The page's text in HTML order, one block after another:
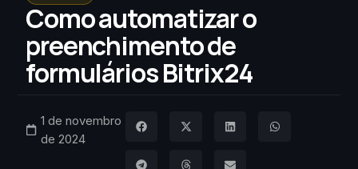
Como automatizar o
preenchimento de
formulários Bitrix24
1 de novembro
de 2024